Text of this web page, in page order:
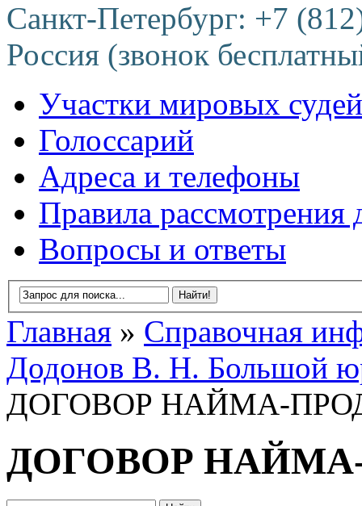
Санкт-Петербург: +7
Россия (звонок
Участки мировых судей
Голоссарий
Адреса и телефоны
Правила рассмотрения
Вопросы и ответы
Главная » Справочная
Додонов В. Н. Большой
ДОГОВОР НАЙМА-
ДОГОВОР